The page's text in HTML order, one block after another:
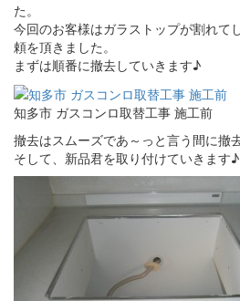
た。
今回のお客様はガラストップが割れて
頼を頂きました。
まずは順番に撤去していきます♪
知多市 ガスコンロ取替工事 施工前
撤去はスムーズであ～っと言う間に撤
そして、新品君を取り付けていきます♪